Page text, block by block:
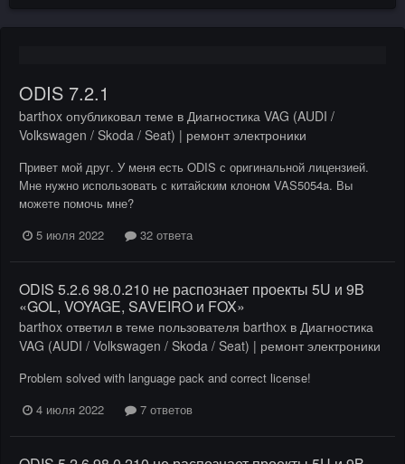
ODIS 7.2.1
barthox опубликовал теме в Диагностика VAG (AUDI /
Volkswagen / Skoda / Seat) | ремонт электроники
Привет мой друг. У меня есть ODIS с оригинальной лицензией.
Мне нужно использовать с китайским клоном VAS5054a. Вы
можете помочь мне?
5 июля 2022
32 ответа
ODIS 5.2.6 98.0.210 не распознает проекты 5U и 9B
«GOL, VOYAGE, SAVEIRO и FOX»
barthox ответил в теме пользователя barthox в Диагностика
VAG (AUDI / Volkswagen / Skoda / Seat) | ремонт электроники
Problem solved with language pack and correct license!
4 июля 2022
7 ответов